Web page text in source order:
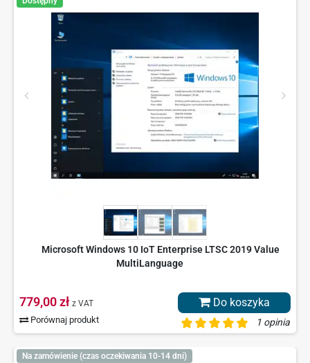
1 opinia
Microsoft Windows 10 IoT Enterprise LTSC 2019 Value
MultiLanguage
779,00 zł z VAT
Porównaj produkt
Do koszyka
Na zamówienie (czas oczekiwania 10-14 dni)